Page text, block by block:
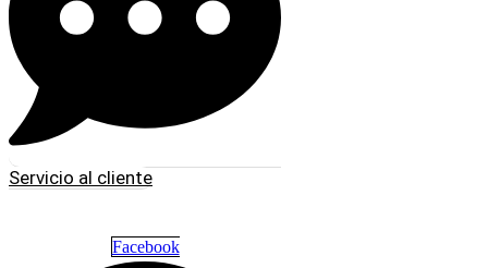
Servicio al cliente
Facebook